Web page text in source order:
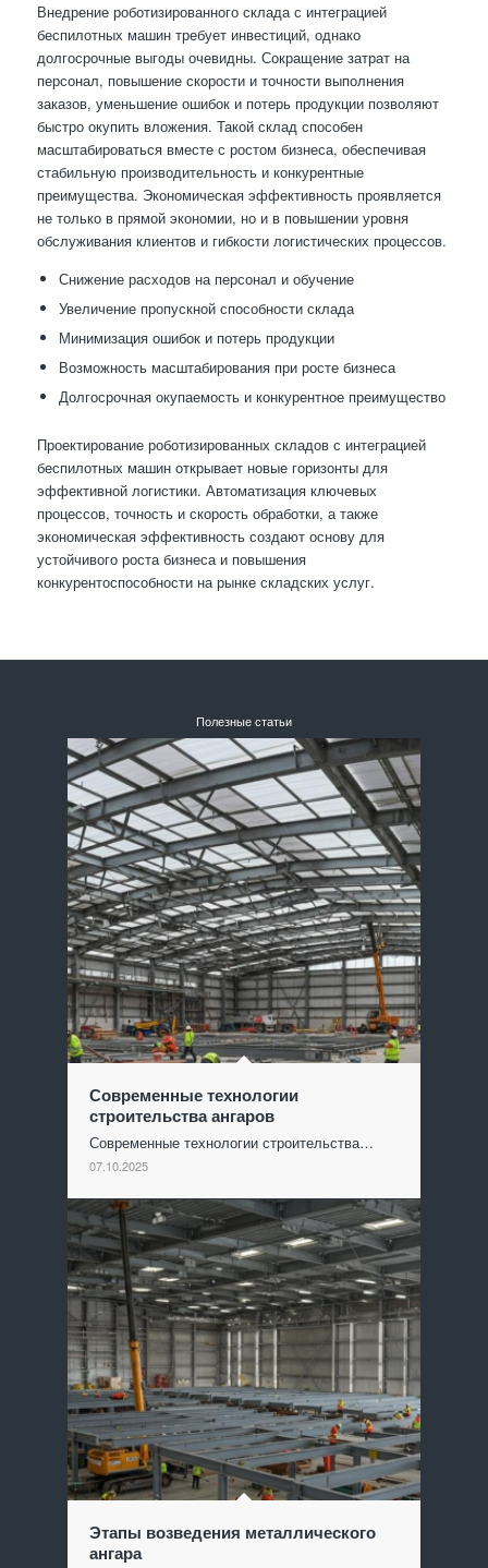
Внедрение роботизированного склада с интеграцией
беспилотных машин требует инвестиций, однако
долгосрочные выгоды очевидны. Сокращение затрат на
персонал, повышение скорости и точности выполнения
заказов, уменьшение ошибок и потерь продукции позволяют
быстро окупить вложения. Такой склад способен
масштабироваться вместе с ростом бизнеса, обеспечивая
стабильную производительность и конкурентные
преимущества. Экономическая эффективность проявляется
не только в прямой экономии, но и в повышении уровня
обслуживания клиентов и гибкости логистических процессов.
Снижение расходов на персонал и обучение
Увеличение пропускной способности склада
Минимизация ошибок и потерь продукции
Возможность масштабирования при росте бизнеса
Долгосрочная окупаемость и конкурентное преимущество
Проектирование роботизированных складов с интеграцией
беспилотных машин открывает новые горизонты для
эффективной логистики. Автоматизация ключевых
процессов, точность и скорость обработки, а также
экономическая эффективность создают основу для
устойчивого роста бизнеса и повышения
конкурентоспособности на рынке складских услуг.
Полезные статьи
Современные технологии
строительства ангаров
Современные технологии строительства…
07.10.2025
Этапы возведения металлического
ангара